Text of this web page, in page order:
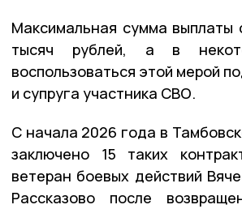
Максимальная сумма выплаты
тысяч рублей, а в
воспользоваться этой мерой
и супруга участника СВО.
С начала 2026 года в
заключено 15 таких
ветеран боевых действий
Рассказово после